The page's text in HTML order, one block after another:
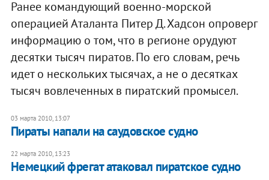
Ранее командующий военно-морской
операцией Аталанта Питер Д. Хадсон опроверг
информацию о том, что в регионе орудуют
десятки тысяч пиратов. По его словам, речь
идет о нескольких тысячах, а не о десятках
тысяч вовлеченных в пиратский промысел.
03 марта 2010, 13:07
Пираты напали на саудовское судно
22 марта 2010, 13:23
Немецкий фрегат атаковал пиратское судно